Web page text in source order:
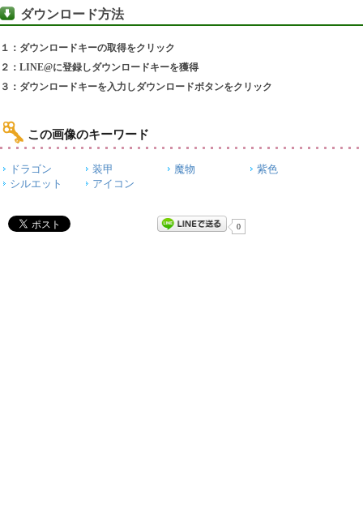
ダウンロード方法
１：ダウンロードキーの取得をクリック
２：LINE@に登録しダウンロードキーを獲得
３：ダウンロードキーを入力しダウンロードボタンをクリック
この画像のキーワード
ドラゴン 装甲 魔物
紫色
シルエット
アイコン
0